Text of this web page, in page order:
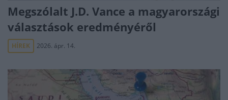
Megszólalt J.D. Vance a magyarországi
választások eredményéről
HÍREK 2026. ápr. 14.